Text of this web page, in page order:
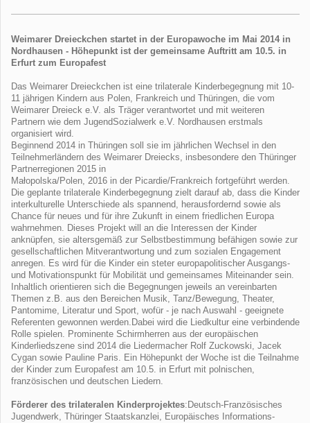
Weimarer Dreieckchen startet in der Europawoche im Mai 2014 in
Nordhausen - Höhepunkt ist der gemeinsame Auftritt am 10.5. in
Erfurt zum Europafest
Das Weimarer Dreieckchen ist eine trilaterale Kinderbegegnung mit 10-
11 jährigen Kindern aus Polen, Frankreich und Thüringen, die vom
Weimarer Dreieck e.V. als Träger verantwortet und mit weiteren
Partnern wie dem JugendSozialwerk e.V. Nordhausen erstmals
organisiert wird.
Beginnend 2014 in Thüringen soll sie im jährlichen Wechsel in den
Teilnehmerländern des Weimarer Dreiecks, insbesondere den Thüringer
Partnerregionen 2015 in
Małopolska/Polen, 2016 in der Picardie/Frankreich fortgeführt werden.
Die geplante trilaterale Kinderbegegnung zielt darauf ab, dass die Kinder
interkulturelle Unterschiede als spannend, herausfordernd sowie als
Chance für neues und für ihre Zukunft in einem friedlichen Europa
wahrnehmen. Dieses Projekt will an die Interessen der Kinder
anknüpfen, sie altersgemäß zur Selbstbestimmung befähigen sowie zur
gesellschaftlichen Mitverantwortung und zum sozialen Engagement
anregen. Es wird für die Kinder ein steter europapolitischer Ausgangs-
und Motivationspunkt für Mobilität und gemeinsames Miteinander sein.
Inhaltlich orientieren sich die Begegnungen jeweils an vereinbarten
Themen z.B. aus den Bereichen Musik, Tanz/Bewegung, Theater,
Pantomime, Literatur und Sport, wofür - je nach Auswahl - geeignete
Referenten gewonnen werden.Dabei wird die Liedkultur eine verbindende
Rolle spielen. Prominente Schirmherren aus der europäischen
Kinderliedszene sind 2014 die Liedermacher Rolf Zuckowski, Jacek
Cygan sowie Pauline Paris. Ein Höhepunkt der Woche ist die Teilnahme
der Kinder zum Europafest am 10.5. in Erfurt mit polnischen,
französischen und deutschen Liedern.
Förderer des trilateralen Kinderprojektes:Deutsch-Französisches
Jugendwerk, Thüringer Staatskanzlei, Europäisches Informations-